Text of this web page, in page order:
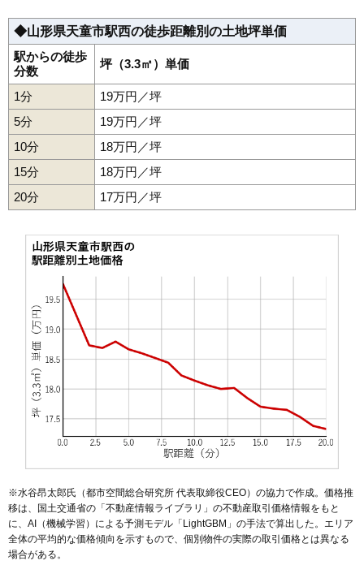
37 道満 6.9万円 333万円
38 石鳥居
39
40 清池東
41 寺津
42 小関
43 干布
44 山元
46 下荻野戸
47 万代
49
50 高擶
51 大清水 2.6万円 140万円
52 1.6万円
◆山形県天童市駅西の徒歩距離別の土地坪単価
駅からの徒歩
分数
坪（3.3㎡）単価
1分
19万円／坪
5分
19万円／坪
10分
18万円／坪
15分
18万円／坪
20分
17万円／坪
※水谷昂太郎氏（都市空間総合研究所 代表取締役CEO）の協力で作成。価格推
移は、国土交通省の「不動産情報ライブラリ 」の不動産取引価格情報をもと
に、AI（機械学習）による予測モデル「LightGBM」の手法で算出した。エリア
全体の平均的な価格傾向を示すもので、個別物件の実際の取引価格とは異なる
場合がある。